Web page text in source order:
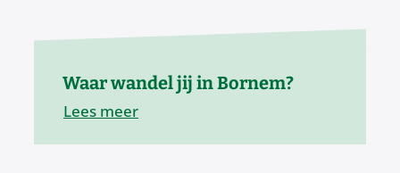
Waar wandel jij in Bornem?
Lees meer